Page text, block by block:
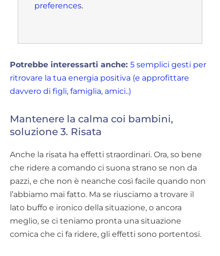
preferences.
Potrebbe interessarti anche: 5 semplici gesti per
ritrovare la tua energia positiva (e approfittare
davvero di figli, famiglia, amici..)
Mantenere la calma coi bambini,
soluzione 3. Risata
Anche la risata ha effetti straordinari. Ora, so bene
che ridere a comando ci suona strano se non da
pazzi, e che non è neanche così facile quando non
l’abbiamo mai fatto. Ma se riusciamo a trovare il
lato buffo e ironico della situazione, o ancora
meglio, se ci teniamo pronta una situazione
comica che ci fa ridere, gli effetti sono portentosi.